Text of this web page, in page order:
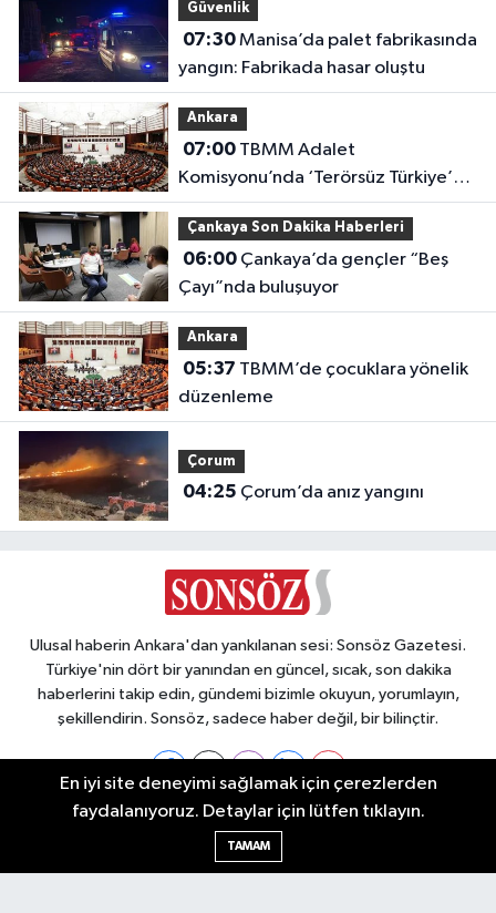
Güvenlik
07:30Manisa’da palet fabrikasında
yangın: Fabrikada hasar oluştu
Ankara
07:00TBMM Adalet
Komisyonu’nda ‘Terörsüz Türkiye’
çerçeve yasası görüşülüyor
Çankaya Son Dakika Haberleri
06:00Çankaya’da gençler “Beş
Çayı”nda buluşuyor
Ankara
05:37
düzenleme
Çorum
04:25 Çorum’da anız yangını
Ulusal haberin Ankara'dan yankılanan sesi: Sonsöz Gazetesi.
Türkiye'nin dört bir yanından en güncel, sıcak, son dakika
haberlerini takip edin, gündemi bizimle okuyun, yorumlayın,
şekillendirin. Sonsöz, sadece haber değil, bir bilinçtir.
Ankara Nöbetçi Eczaneler
En iyi site deneyimi sağlamak için çerezlerden
faydalanıyoruz. Detaylar için lütfen tıklayın.
TAMAM